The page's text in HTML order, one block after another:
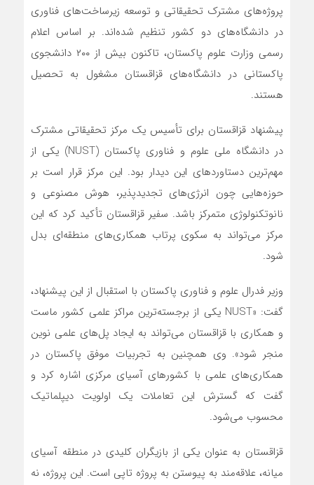
پروژه‌های مشترک تحقیقاتی و توسعه زیرساخت‌های فناوری
در دانشگاه‌های دو کشور تنظیم شده‌اند. بر اساس اعلام
رسمی وزارت علوم پاکستان، تاکنون بیش از ۲۰۰ دانشجوی
پاکستانی در دانشگاه‌های قزاقستان مشغول به تحصیل
هستند.
پیشنهاد قزاقستان برای تأسیس یک مرکز تحقیقاتی مشترک
در دانشگاه ملی علوم و فناوری پاکستان (NUST) یکی از
مهم‌ترین دستاوردهای این دیدار بود. این مرکز قرار است بر
حوزه‌هایی چون انرژی‌های تجدیدپذیر، هوش مصنوعی و
نانوتکنولوژی متمرکز باشد. سفیر قزاقستان تأکید کرد که این
مرکز می‌تواند به سکوی پرتاب همکاری‌های منطقه‌ای بدل
شود.
وزیر فدرال علوم و فناوری پاکستان با استقبال از این پیشنهاد،
گفت: «NUST یکی از برجسته‌ترین مراکز علمی کشور ماست
و همکاری با قزاقستان می‌تواند به ایجاد پل‌های علمی نوین
منجر شود». وی همچنین به تجربیات موفق پاکستان در
همکاری‌های علمی با کشورهای آسیای مرکزی اشاره کرد و
گفت که گسترش این تعاملات یک اولویت دیپلماتیک
محسوب می‌شود.
قزاقستان به عنوان یکی از بازیگران کلیدی در منطقه آسیای
میانه، علاقه‌مند به پیوستن به پروژه تاپی است. این پروژه، نه